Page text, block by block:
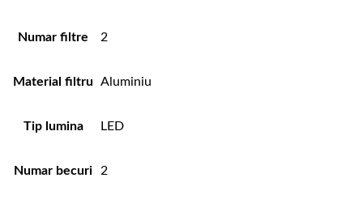
Numar filtre 2
Material filtru Aluminiu
Tip lumina LED
Numar becuri 2